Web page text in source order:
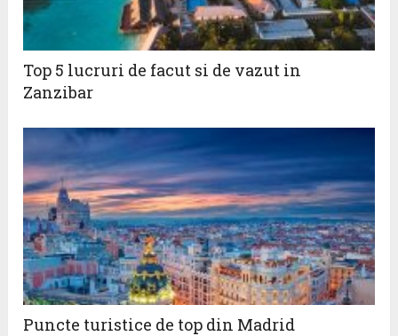
Top 5 lucruri de facut si de vazut in
Zanzibar
Puncte turistice de top din Madrid